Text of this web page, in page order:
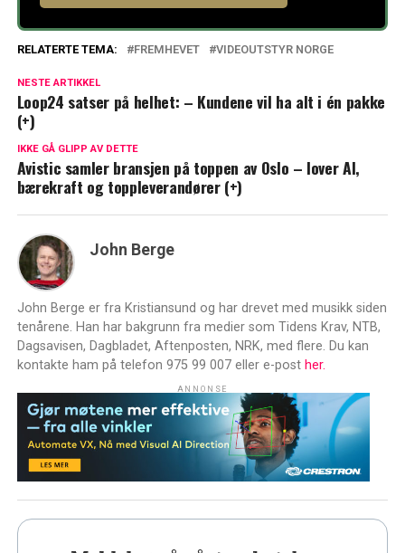
RELATERTE TEMA: FREMHEVET VIDEOUTSTYR NORGE
NESTE ARTIKKEL
Loop24 satser på helhet: – Kundene vil ha alt i én pakke
(+)
IKKE GÅ GLIPP AV DETTE
Avistic samler bransjen på toppen av Oslo – lover AI,
bærekraft og toppleverandører (+)
John Berge
John Berge er fra Kristiansund og har drevet med musikk siden
tenårene. Han har bakgrunn fra medier som Tidens Krav, NTB,
Dagsavisen, Dagbladet, Aftenposten, NRK, med flere. Du kan
kontakte ham på telefon 975 99 007 eller e-post her.
ANNONSE